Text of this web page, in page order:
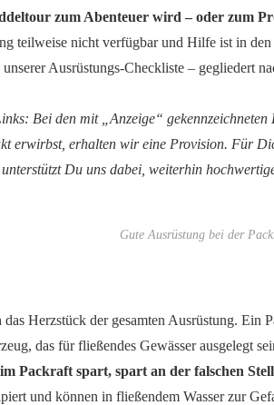
zum Abenteuer wird – oder zum
teilweise nicht verfügbar und Hilfe ist in
Ausrüstungs-Checkliste – gegliedert
Bei den mit „Anzeige“
erwirbst, erhalten wir eine Provision. Für
Du uns dabei, weiterhin
Gute Ausrüstung bei der
Herzstück der gesamten Ausrüstung. Ein
das für fließendes Gewässer ausgelegt
Packraft spart, spart an der falschen
und können in fließendem Wasser zur